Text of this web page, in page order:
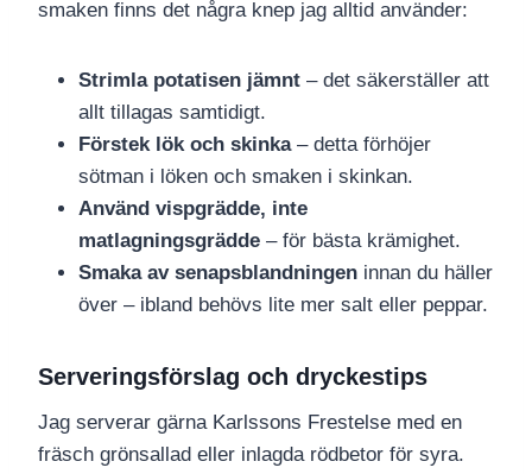
smaken finns det några knep jag alltid använder:
Strimla potatisen jämnt – det säkerställer att
allt tillagas samtidigt.
Förstek lök och skinka– detta förhöjer
sötman i löken och smaken i skinkan.
Använd vispgrädde, inte
matlagningsgrädde – för bästa krämighet.
Smaka av senapsblandningen innan du häller
över – ibland behövs lite mer salt eller peppar.
Serveringsförslag och dryckestips
Jag serverar gärna Karlssons Frestelse med en
fräsch grönsallad eller inlagda rödbetor för syra.